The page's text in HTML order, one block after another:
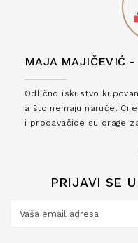
MAJA MAJIČEVIĆ -
Odlično iskustvo
a što nemaju naruče.
i prodavačice su drage
PRIJAVI SE